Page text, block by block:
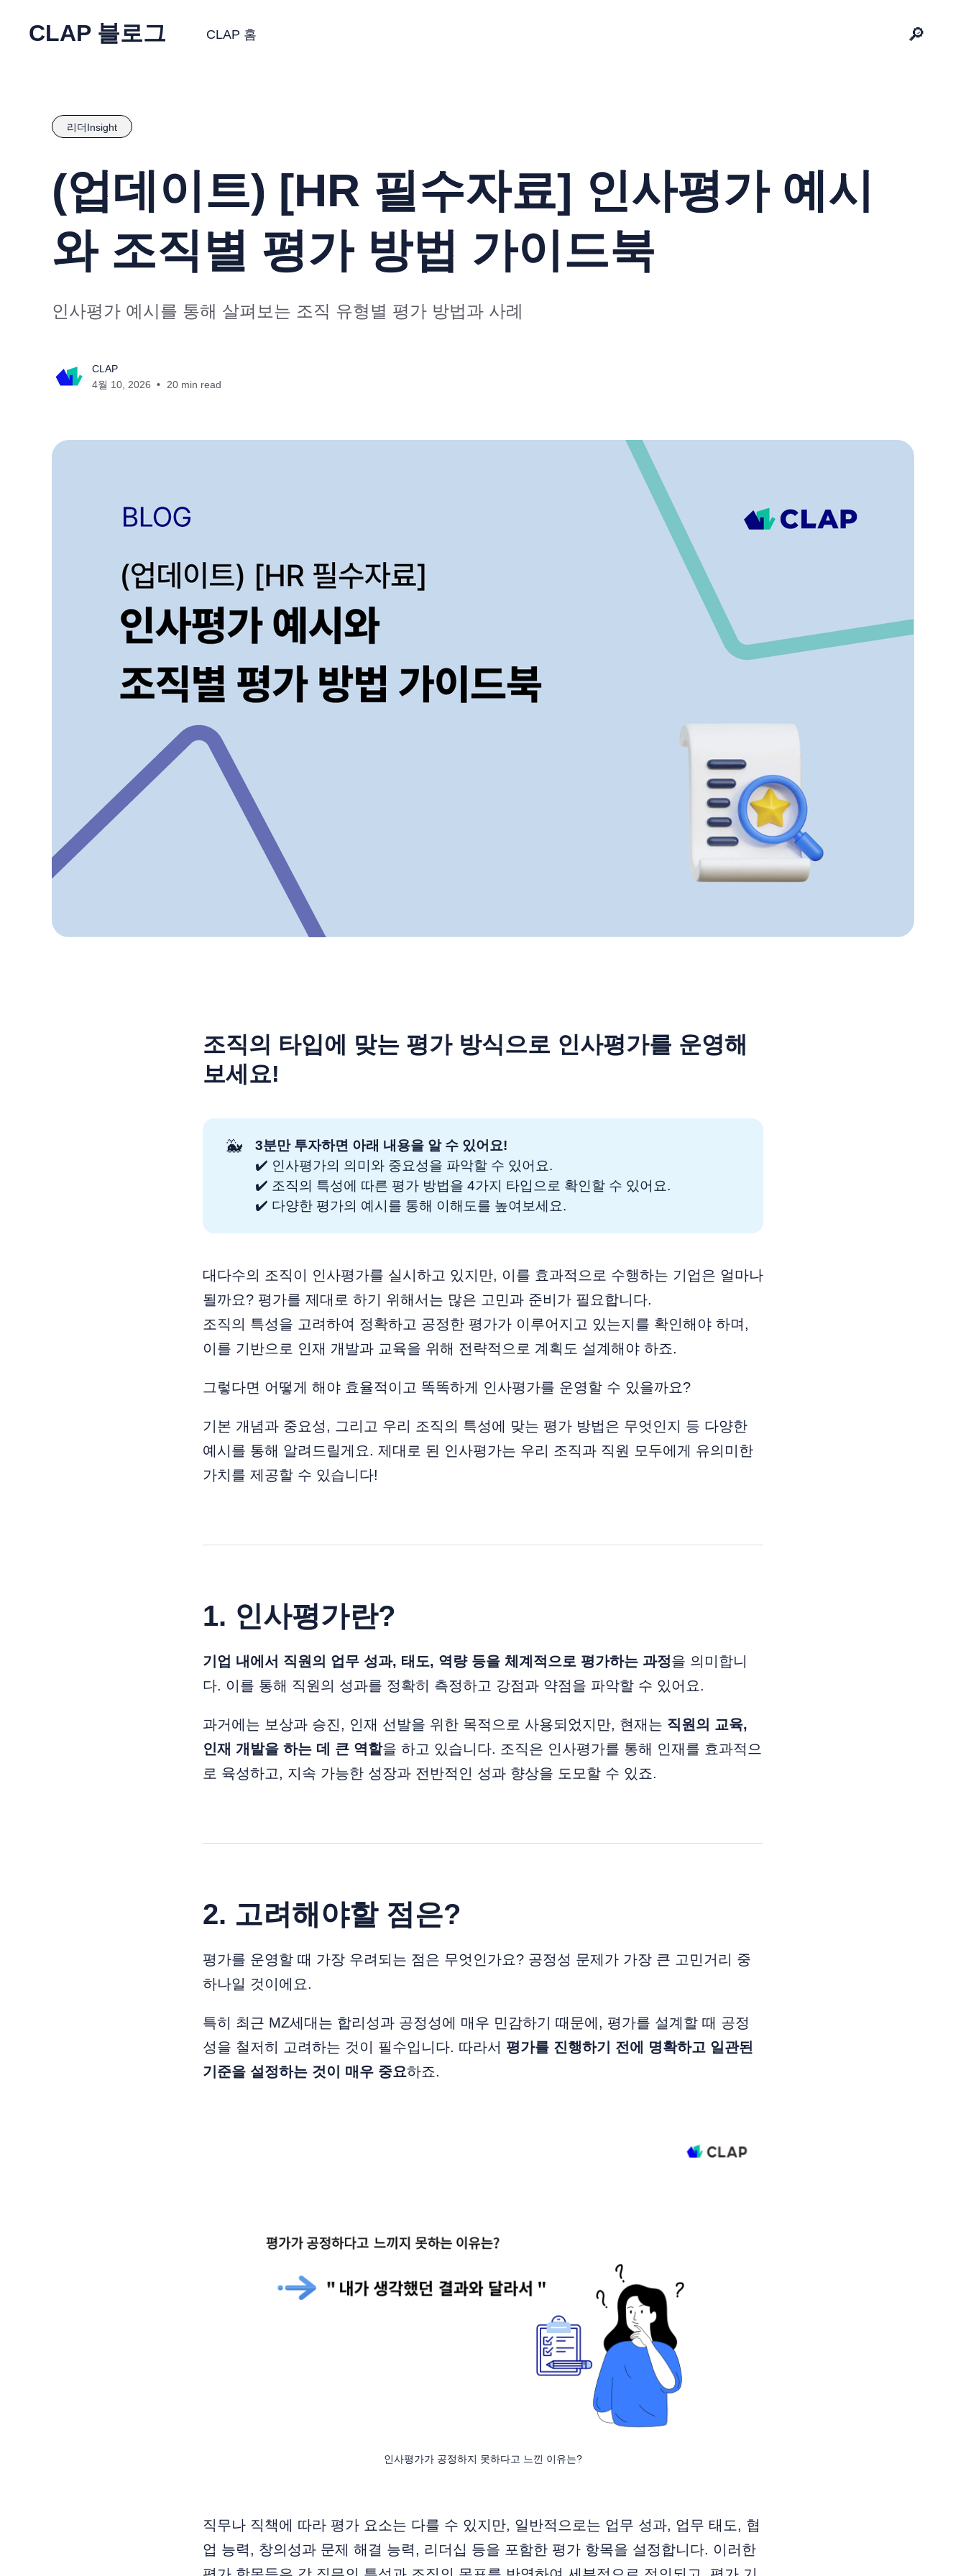
CLAP 블로그 CLAP 홈 🔎
리더Insight
(업데이트) [HR 필수자료] 인사평가 예시
와 조직별 평가 방법 가이드북
인사평가 예시를 통해 살펴보는 조직 유형별 평가 방법과 사례
CLAP
4월 10, 2026
20 min read
조직의 타입에 맞는 평가 방식으로 인사평가를 운영해
보세요!
🐳
3분만 투자하면 아래 내용을 알 수 있어요!
✔️ 인사평가의 의미와 중요성을 파악할 수 있어요.
✔️ 조직의 특성에 따른 평가 방법을 4가지 타입으로 확인할 수 있어요.
✔️ 다양한 평가의 예시를 통해 이해도를 높여보세요.
대다수의 조직이 인사평가를 실시하고 있지만, 이를 효과적으로 수행하는 기업은 얼마나
될까요? 평가를 제대로 하기 위해서는 많은 고민과 준비가 필요합니다.
조직의 특성을 고려하여 정확하고 공정한 평가가 이루어지고 있는지를 확인해야 하며,
이를 기반으로 인재 개발과 교육을 위해 전략적으로 계획도 설계해야 하죠.
그렇다면 어떻게 해야 효율적이고 똑똑하게 인사평가를 운영할 수 있을까요?
기본 개념과 중요성, 그리고 우리 조직의 특성에 맞는 평가 방법은 무엇인지 등 다양한
예시를 통해 알려드릴게요. 제대로 된 인사평가는 우리 조직과 직원 모두에게 유의미한
가치를 제공할 수 있습니다!
1. 인사평가란?
기업 내에서 직원의 업무 성과, 태도, 역량 등을 체계적으로 평가하는 과정을 의미합니
다. 이를 통해 직원의 성과를 정확히 측정하고 강점과 약점을 파악할 수 있어요.
과거에는 보상과 승진, 인재 선발을 위한 목적으로 사용되었지만, 현재는 직원의 교육,
인재 개발을 하는 데 큰 역할을 하고 있습니다. 조직은 인사평가를 통해 인재를 효과적으
로 육성하고, 지속 가능한 성장과 전반적인 성과 향상을 도모할 수 있죠.
2. 고려해야할 점은?
평가를 운영할 때 가장 우려되는 점은 무엇인가요? 공정성 문제가 가장 큰 고민거리 중
하나일 것이에요.
특히 최근 MZ세대는 합리성과 공정성에 매우 민감하기 때문에, 평가를 설계할 때 공정
성을 철저히 고려하는 것이 필수입니다. 따라서 평가를 진행하기 전에 명확하고 일관된
기준을 설정하는 것이 매우 중요하죠.
인사평가가 공정하지 못하다고 느낀 이유는?
직무나 직책에 따라 평가 요소는 다를 수 있지만, 일반적으로는 업무 성과, 업무 태도, 협
업 능력, 창의성과 문제 해결 능력, 리더십 등을 포함한 평가 항목을 설정합니다. 이러한